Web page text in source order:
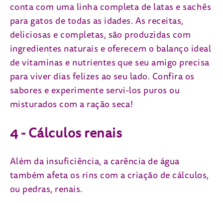
conta com uma linha completa de latas e sachês
para gatos de todas as idades. As receitas,
deliciosas e completas, são produzidas com
ingredientes naturais e oferecem o balanço ideal
de vitaminas e nutrientes que seu amigo precisa
para viver dias felizes ao seu lado. Confira os
sabores e experimente servi-los puros ou
misturados com a ração seca!
4 - Cálculos renais
Além da insuficiência, a carência de água
também afeta os rins com a criação de cálculos,
ou pedras, renais.